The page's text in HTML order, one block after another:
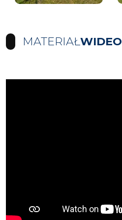
MATERIAŁWIDEO